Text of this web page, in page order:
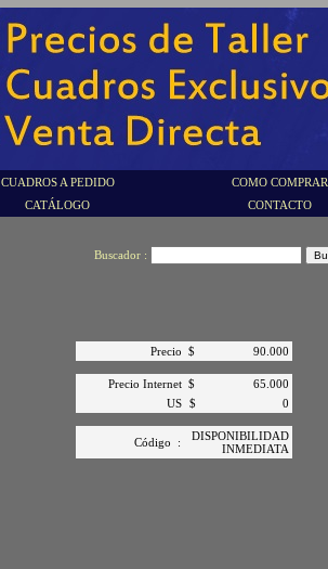
CUADROS A PEDIDO
COMO COMPRAR
CATÁLOGO
CONTACTO
Buscador :
Precio $ 90.000
Precio Internet $
65.000
US
$ 0
Código :
DISPONIBILIDAD
INMEDIATA